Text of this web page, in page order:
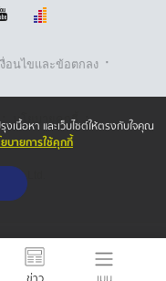
งื่อนไขและข้อตกลง ·
· นโยบายคุกกี้ ·
งเนื้อหา และเว็บไซต์ให้ตรงกับใจคุณ
บายการใช้คุกกี้